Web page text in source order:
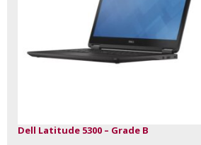
Dell Latitude 5300 – Grade B